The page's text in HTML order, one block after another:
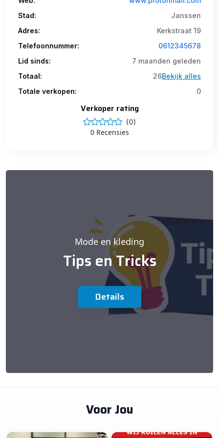
Stad:
Janssen
Adres:
Kerkstraat 19
Telefoonnummer:
0612345678
Lid sinds:
7 maanden geleden
Totaal:
26Bekijk alles
Totale verkopen:
0
Verkoper rating
(0)
0 Recensies
Mode en kleding
Tips en Tricks
Details
Voor Jou